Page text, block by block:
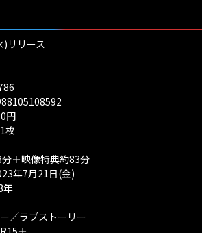
リリース
円
枚
分＋映像特典約83分
年7月21日(金)
年
／ラブストーリー